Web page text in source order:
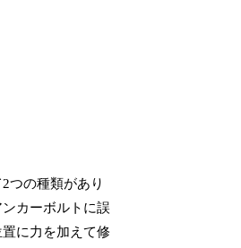
つの種類があり
カーボルトに誤
に力を加えて修